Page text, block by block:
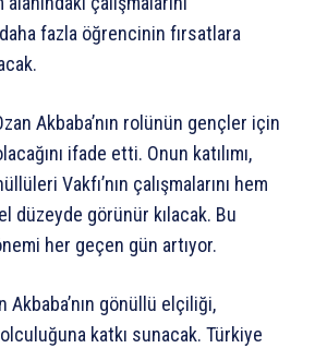
fazla öğrencinin fırsatlara
Akbaba’nın rolünün gençler için
ifade etti. Onun katılımı,
Vakfı’nın çalışmalarını hem
düzeyde görünür kılacak. Bu
her geçen gün artıyor.
Akbaba’nın gönüllü elçiliği,
katkı sunacak. Türkiye